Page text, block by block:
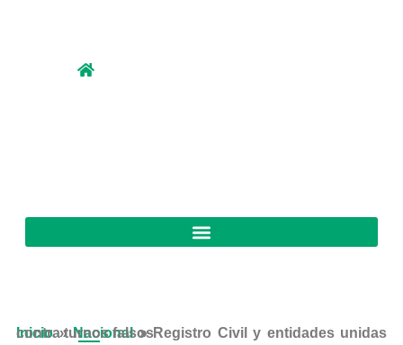
Inicio»Nacional»
Registro Civil y entidades unidas contra turnos falsos